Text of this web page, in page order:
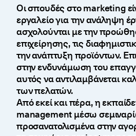
Οι σπουδές στο marketing
εργαλείο για την ανάληψη
ασχολούνται με την
επιχείρησης, τις
την ανάπτυξη προϊόντων.
στην ενδυνάμωση του
αυτός να αντιλαμβάνεται
των πελατών.
Από εκεί και πέρα, η
management μέσω
προσανατολισμένα στην